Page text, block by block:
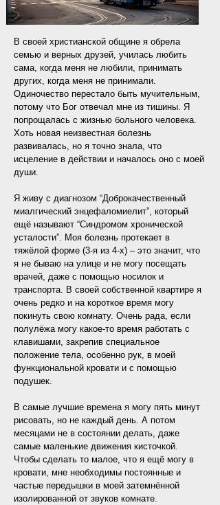
В своей христианской общине я обрела
семью и верных друзей, училась любить
сама, когда меня не любили, принимать
других, когда меня не принимали.
Одиночество перестало быть мучительным,
потому что Бог отвечал мне из тишины. Я
попрощалась с жизнью больного человека.
Хоть новая неизвестная болезнь
развивалась, но я точно знала, что
исцеление в действии и началось оно с моей
души.
Я живу с диагнозом “Доброкачественный
миалгический энцефаломиелит”, который
ещё называют “Синдромом хронической
усталости”. Моя болезнь протекает в
тяжёлой форме (3-я из 4-х) ‒ это значит, что
я не бываю на улице и не могу посещать
врачей, даже с помощью носилок и
транспорта. В своей собственной квартире я
очень редко и на короткое время могу
покинуть свою комнату. Очень рада, если
полулёжа могу какое-то время работать с
клавишами, закрепив специальное
положение тела, особенно рук, в моей
функциональной кровати и с помощью
подушек.
В самые лучшие времена я могу пять минут
рисовать, но не каждый день. А потом
месяцами не в состоянии делать, даже
самые маленькие движения кисточкой.
Чтобы сделать то малое, что я ещё могу в
кровати, мне необходимы постоянные и
частые передышки в моей затемнённой
изолированной от звуков комнате.